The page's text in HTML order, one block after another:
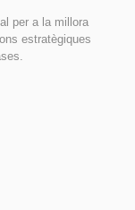
per a la millora
estratègiques